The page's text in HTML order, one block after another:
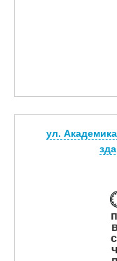
ул.